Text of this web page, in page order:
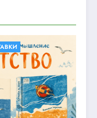
КНИЖНЫЕ ВЫСТАВКИ